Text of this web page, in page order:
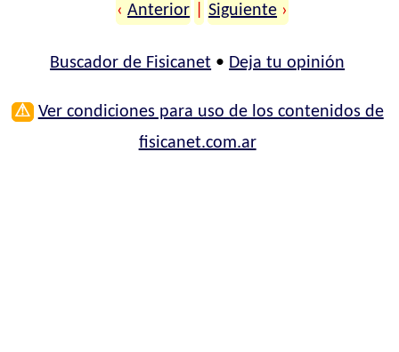
‹ Anterior Siguiente ›
Buscador de Fisicanet • Deja tu opinión
⚠ Ver condiciones para uso de los contenidos de
fisicanet.com.ar